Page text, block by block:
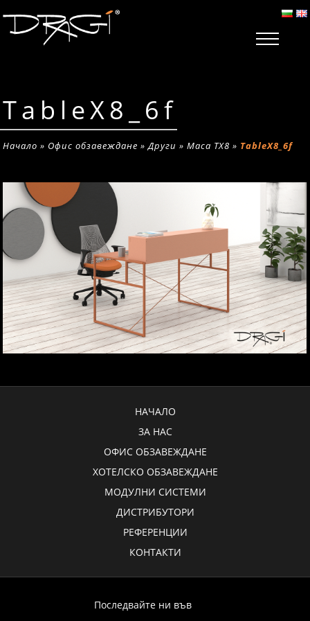
TableX8_6f
Начало » Офис обзавеждане »Други »Маса TX8 » TableX8_6f
НАЧАЛО
ЗА НАС
ОФИС ОБЗАВЕЖДАНЕ
ХОТЕЛСКО ОБЗАВЕЖДАНЕ
МОДУЛНИ СИСТЕМИ
ДИСТРИБУТОРИ
РЕФЕРЕНЦИИ
КОНТАКТИ
Последвайте ни във